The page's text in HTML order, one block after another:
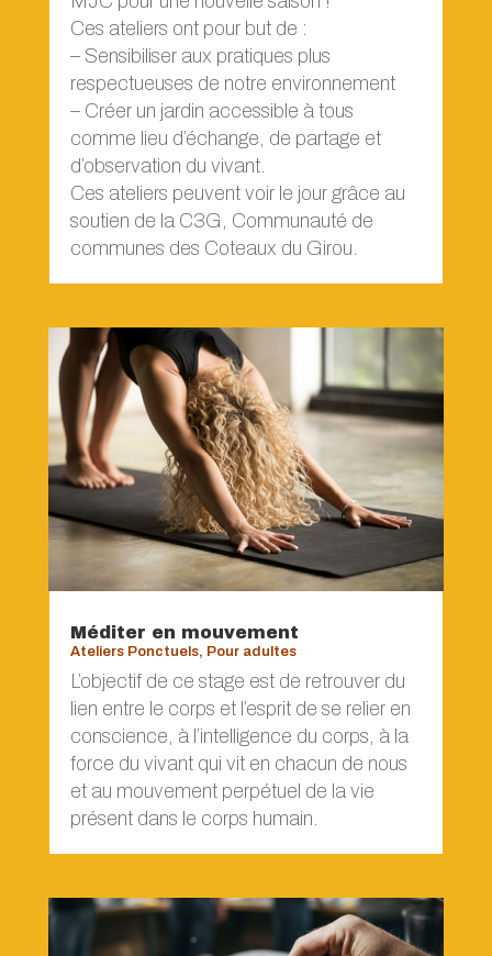
Ces ateliers ont pour but de :
– Sensibiliser aux pratiques plus
respectueuses de notre environnement
– Créer un jardin accessible à tous
comme lieu d’échange, de partage et
d’observation du vivant.
Ces ateliers peuvent voir le jour grâce au
soutien de la C3G, Communauté de
communes des Coteaux du Girou.
Méditer en mouvement
Ateliers Ponctuels, Pour adultes
L’objectif de ce stage est de retrouver du
lien entre le corps et l’esprit de se relier en
conscience, à l’intelligence du corps, à la
force du vivant qui vit en chacun de nous
et au mouvement perpétuel de la vie
présent dans le corps humain.